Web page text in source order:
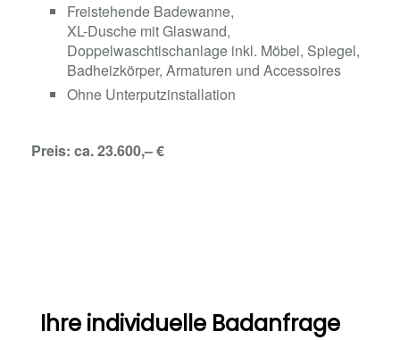
Freistehende Badewanne,
XL-Dusche mit Glaswand,
Doppelwaschtischanlage inkl. Möbel, Spiegel,
Badheizkörper, Armaturen und Accessoires
Ohne Unterputzinstallation
Preis: ca. 23.600,– €
Ihre individuelle Badanfrage